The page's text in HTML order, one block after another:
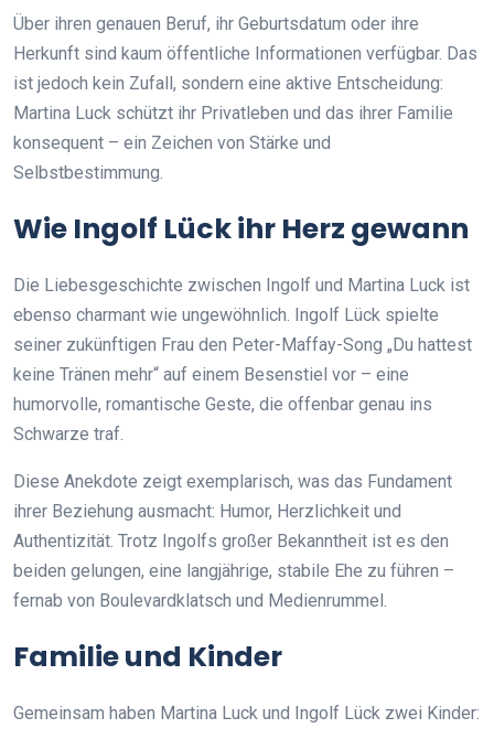
Über ihren genauen Beruf, ihr Geburtsdatum oder ihre
Herkunft sind kaum öffentliche Informationen verfügbar. Das
ist jedoch kein Zufall, sondern eine aktive Entscheidung:
Martina Luck schützt ihr Privatleben und das ihrer Familie
konsequent – ein Zeichen von Stärke und
Selbstbestimmung.
Wie Ingolf Lück ihr Herz gewann
Die Liebesgeschichte zwischen Ingolf und Martina Luck ist
ebenso charmant wie ungewöhnlich. Ingolf Lück spielte
seiner zukünftigen Frau den Peter-Maffay-Song „Du hattest
keine Tränen mehr“ auf einem Besenstiel vor – eine
humorvolle, romantische Geste, die offenbar genau ins
Schwarze traf.
Diese Anekdote zeigt exemplarisch, was das Fundament
ihrer Beziehung ausmacht: Humor, Herzlichkeit und
Authentizität. Trotz Ingolfs großer Bekanntheit ist es den
beiden gelungen, eine langjährige, stabile Ehe zu führen –
fernab von Boulevardklatsch und Medienrummel.
Familie und Kinder
Gemeinsam haben Martina Luck und Ingolf Lück zwei Kinder: